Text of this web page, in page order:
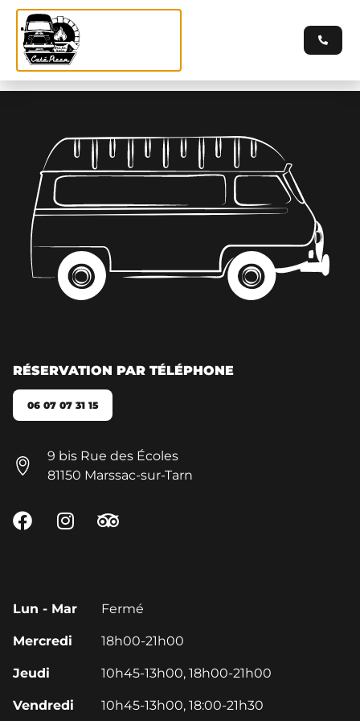
Commandez par téléphone au 06 07 07 31 15
Gesiers
RÉSERVATION PAR TÉLÉPHONE
06 07 07 31 15
9 bis Rue des Écoles
81150 Marssac-sur-Tarn
Lun - Mar
Mercredi
Jeudi
Vendredi
Fermé
18h00-21h00
10h45-13h00, 18h00-21h00
10h45-13h00, 18:00-21h30